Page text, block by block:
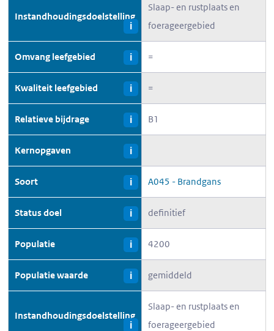
Instandhoudingsdoelstelling
i
Slaap- en rustplaats en
foerageergebied
Omvang leefgebied i =
Kwaliteit leefgebied i =
Relatieve bijdrage i B1
Kernopgaven i
Soort i A045 - Brandgans
Status doel i definitief
Populatie i 4200
Populatie waarde i gemiddeld
Instandhoudingsdoelstelling
i
Slaap- en rustplaats en
foerageergebied